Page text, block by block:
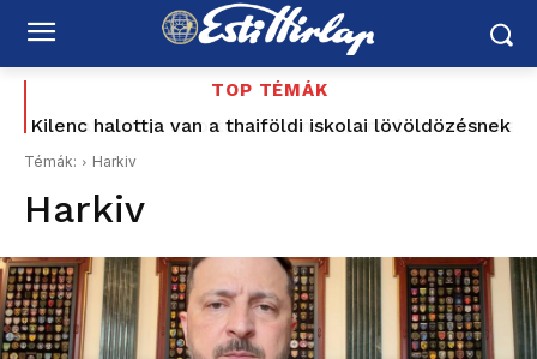
TOP TÉMÁK
Kilenc halottja van a thaiföldi iskolai lövöldözésnek
Tata 1956: a sortűz története, amely most Baka
Andrásig ért – korabeli MTV Híradó-felvétellel –
Témák: Harkiv
Harkiv